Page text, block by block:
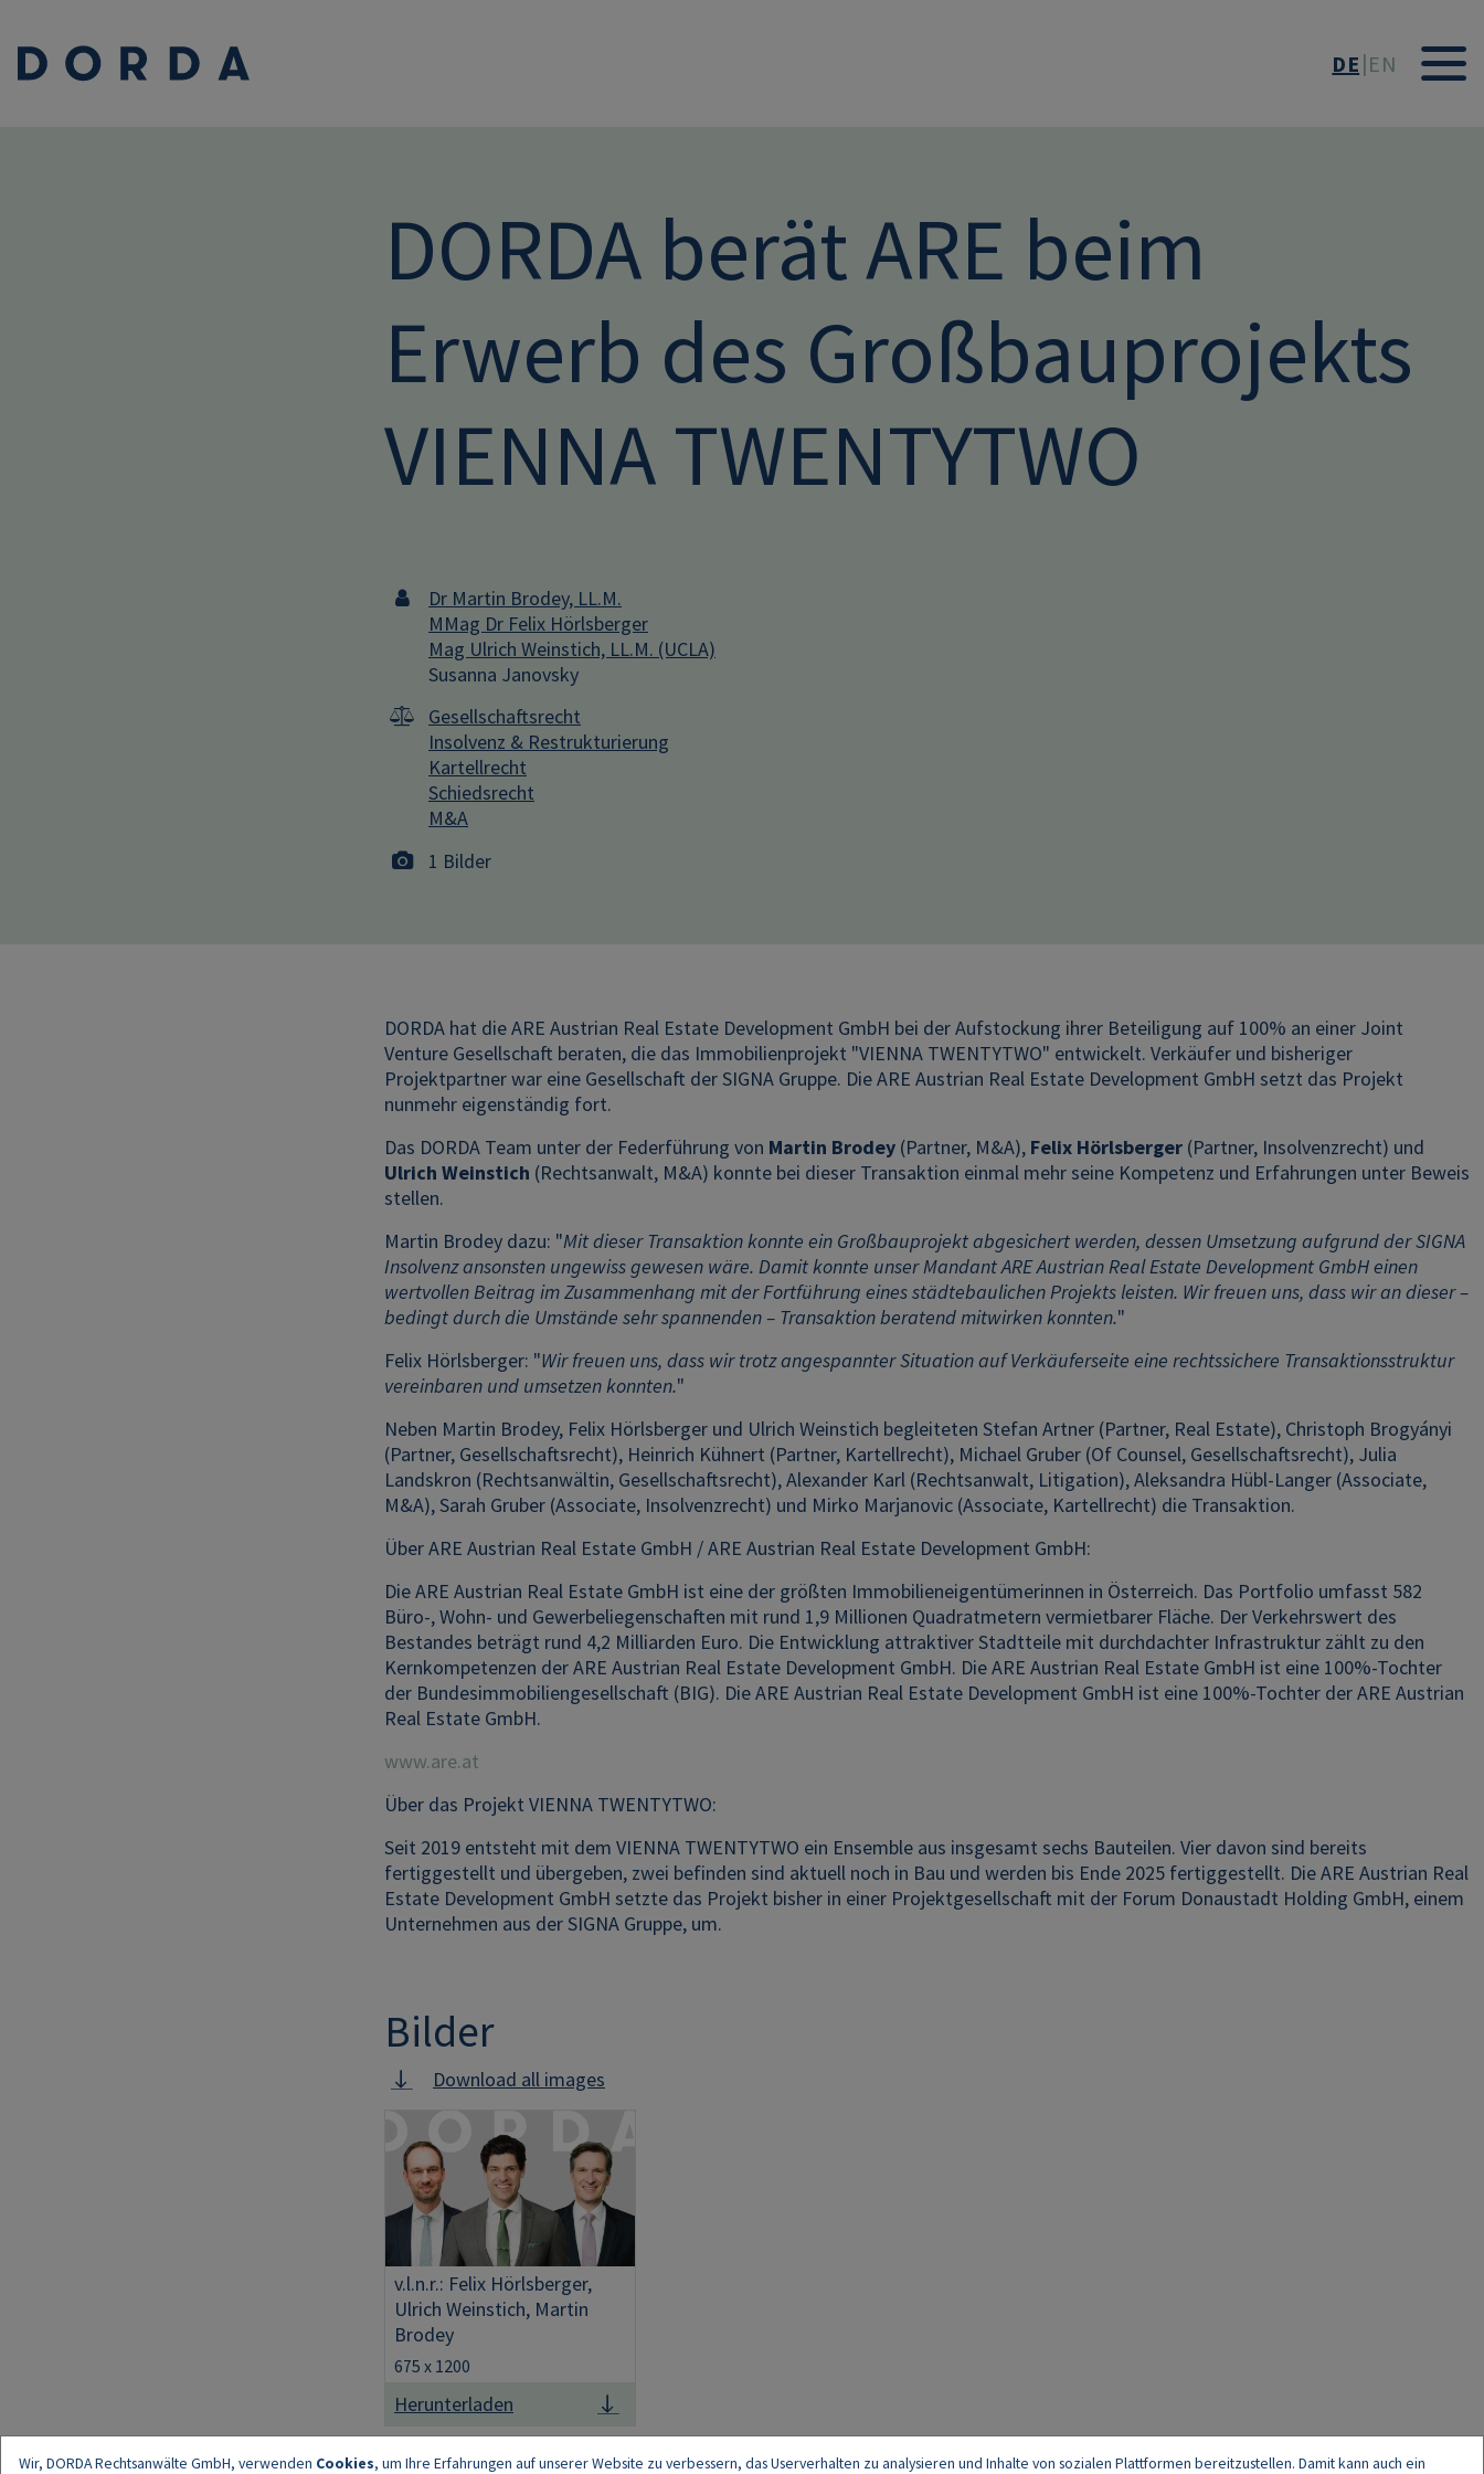
DE EN
DORDA berät ARE beim
Erwerb des Großbauprojekts
VIENNA TWENTYTWO
Dr Martin Brodey, LL.M.
MMag Dr Felix Hörlsberger
Mag Ulrich Weinstich, LL.M. (UCLA)
Susanna Janovsky
Gesellschaftsrecht
Insolvenz & Restrukturierung
Kartellrecht
Schiedsrecht
M&A
1 Bilder
DORDA hat die ARE Austrian Real Estate Development GmbH bei der Aufstockung ihrer Beteiligung auf 100% an einer Joint
Venture Gesellschaft beraten, die das Immobilienprojekt "VIENNA TWENTYTWO" entwickelt. Verkäufer und bisheriger
Projektpartner war eine Gesellschaft der SIGNA Gruppe. Die ARE Austrian Real Estate Development GmbH setzt das Projekt
nunmehr eigenständig fort.
Das DORDA Team unter der Federführung von Martin Brodey (Partner, M&A), Felix Hörlsberger (Partner, Insolvenzrecht) und
Ulrich Weinstich (Rechtsanwalt, M&A) konnte bei dieser Transaktion einmal mehr seine Kompetenz und Erfahrungen unter Beweis
stellen.
Martin Brodey dazu: "Mit dieser Transaktion konnte ein Großbauprojekt abgesichert werden, dessen Umsetzung aufgrund der SIGNA
Insolvenz ansonsten ungewiss gewesen wäre. Damit konnte unser Mandant ARE Austrian Real Estate Development GmbH einen
wertvollen Beitrag im Zusammenhang mit der Fortführung eines städtebaulichen Projekts leisten. Wir freuen uns, dass wir an dieser –
bedingt durch die Umstände sehr spannenden – Transaktion beratend mitwirken konnten."
Felix Hörlsberger: "Wir freuen uns, dass wir trotz angespannter Situation auf Verkäuferseite eine rechtssichere Transaktionsstruktur
vereinbaren und umsetzen konnten."
Neben Martin Brodey, Felix Hörlsberger und Ulrich Weinstich begleiteten Stefan Artner (Partner, Real Estate), Christoph Brogyányi
(Partner, Gesellschaftsrecht), Heinrich Kühnert (Partner, Kartellrecht), Michael Gruber (Of Counsel, Gesellschaftsrecht), Julia
Landskron (Rechtsanwältin, Gesellschaftsrecht), Alexander Karl (Rechtsanwalt, Litigation), Aleksandra Hübl-Langer (Associate,
M&A), Sarah Gruber (Associate, Insolvenzrecht) und Mirko Marjanovic (Associate, Kartellrecht) die Transaktion.
Über ARE Austrian Real Estate GmbH / ARE Austrian Real Estate Development GmbH:
Die ARE Austrian Real Estate GmbH ist eine der größten Immobilieneigentümerinnen in Österreich. Das Portfolio umfasst 582
Büro-, Wohn- und Gewerbeliegenschaften mit rund 1,9 Millionen Quadratmetern vermietbarer Fläche. Der Verkehrswert des
Bestandes beträgt rund 4,2 Milliarden Euro. Die Entwicklung attraktiver Stadtteile mit durchdachter Infrastruktur zählt zu den
Kernkompetenzen der ARE Austrian Real Estate Development GmbH. Die ARE Austrian Real Estate GmbH ist eine 100%-Tochter
der Bundesimmobiliengesellschaft (BIG). Die ARE Austrian Real Estate Development GmbH ist eine 100%-Tochter der ARE Austrian
Real Estate GmbH.
www.are.at
Über das Projekt VIENNA TWENTYTWO:
Seit 2019 entsteht mit dem VIENNA TWENTYTWO ein Ensemble aus insgesamt sechs Bauteilen. Vier davon sind bereits
fertiggestellt und übergeben, zwei befinden sind aktuell noch in Bau und werden bis Ende 2025 fertiggestellt. Die ARE Austrian Real
Estate Development GmbH setzte das Projekt bisher in einer Projektgesellschaft mit der Forum Donaustadt Holding GmbH, einem
Unternehmen aus der SIGNA Gruppe, um.
Bilder
Download all images
v.l.n.r.: Felix Hörlsberger,
Ulrich Weinstich, Martin
Brodey
675 x 1200
Herunterladen
Wir, DORDA Rechtsanwälte GmbH, verwenden Cookies, um Ihre Erfahrungen auf unserer Website zu verbessern, das Userverhalten zu analysieren und Inhalte von sozialen Plattformen bereitzustellen. Damit kann auch ein